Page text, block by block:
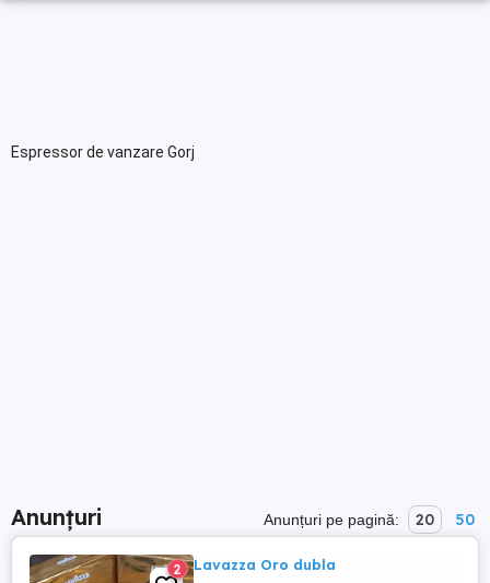
Espressor de vanzare Gorj
Anunțuri Anunțuri pe pagină: 20 50
2 Lavazza Oro dubla